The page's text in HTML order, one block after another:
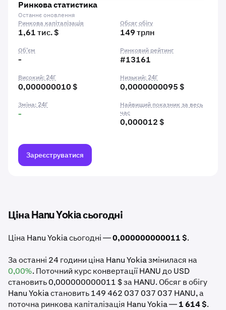
Ринкова статистика
Останнє оновлення
Ринкова капіталізація
1,61 тис. $
Обсяг обігу
149 трлн
Об’єм
-
Ринковий рейтинг
#13161
Високий: 24Г
0,000000010 $
Низький: 24Г
0,0000000095 $
Зміна: 24Г
-
Найвищий показник за весь
час
0,000012 $
Зареєструватися
Ціна Hanu Yokia сьогодні
Ціна Hanu Yokia сьогодні —0,000000000011 $.
За останні 24 години ціна Hanu Yokia змінилася на
0,00%. Поточний курс конвертації HANU до USD
становить 0,000000000011 $ за HANU. Обсяг в обігу
Hanu Yokia становить 149 462 037 037 037 HANU, а
поточна ринкова капіталізація Hanu Yokia —1 614 $.